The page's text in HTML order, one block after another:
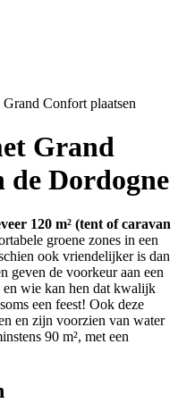
Grand Confort plaatsen
Grand
Dordogne
120 m² (tent of caravan
groene zones in een
ook vriendelijker is dan
geven de voorkeur aan een
en wie kan hen dat kwalijk
een feest! Ook deze
en zijn voorzien van water
90 m², met een